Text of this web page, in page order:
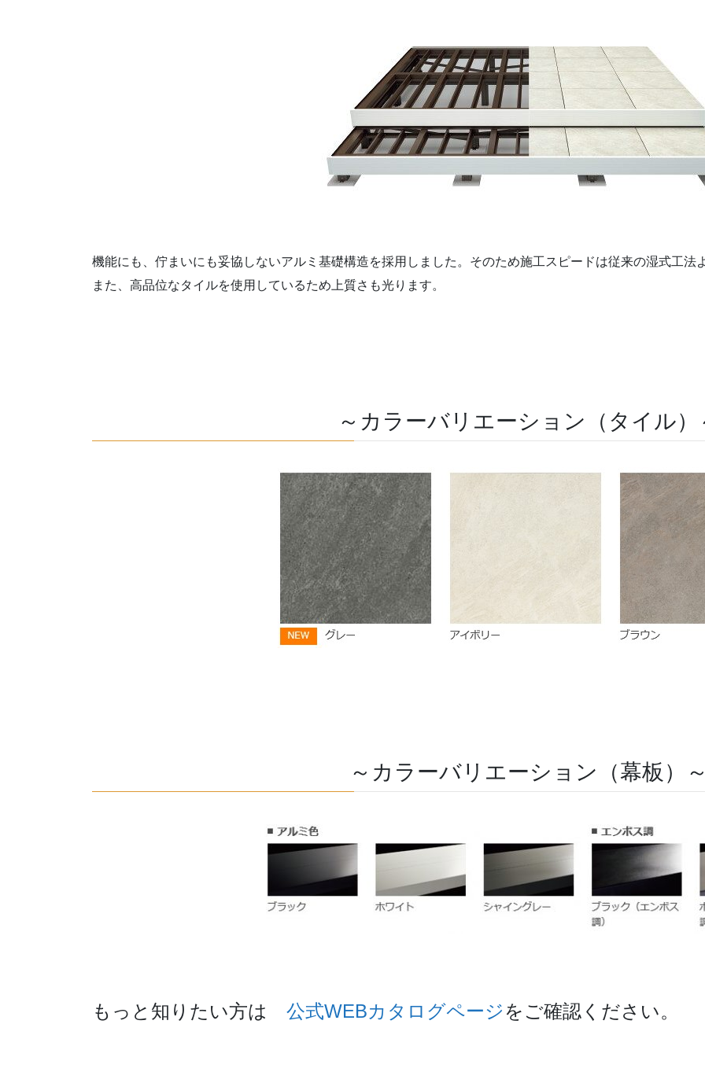
機能にも、佇まいにも妥協しないアルミ基礎構造を採用しました。そのため施工スピードは従来の湿式工法
また、高品位なタイルを使用しているため上質さも光ります。
～カラーバリエーション（タイル）
～カラーバリエーション（幕板）
もっと知りたい方は 公式WEBカタログページをご確認ください。